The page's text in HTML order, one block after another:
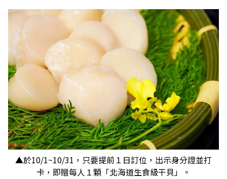
▲於10/1~10/31，只要提前１日訂位，出示身分證並打
卡，即贈每人１顆「北海道生食級干貝」。